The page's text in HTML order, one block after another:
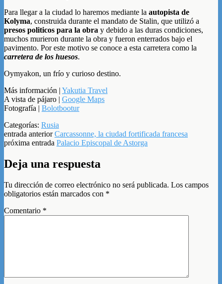
Para llegar a la ciudad lo haremos mediante la autopista de
Kolyma, construida durante el mandato de Stalin, que utilizó a
presos politicos para la obra y debido a las duras condiciones,
muchos murieron durante la obra y fueron enterrados bajo el
pavimento. Por este motivo se conoce a esta carretera como la
carretera de los huesos.
Oymyakon, un frío y curioso destino.
Más información | Yakutia Travel
A vista de pájaro | Google Maps
Fotografía | Bolotbootur
Categorías: Rusia
entrada anteriorCarcassonne, la ciudad fortificada francesa
próxima entrada Palacio Episcopal de Astorga
Deja una respuesta
Tu dirección de correo electrónico no será publicada. Los campos
obligatorios están marcados con *
Comentario *